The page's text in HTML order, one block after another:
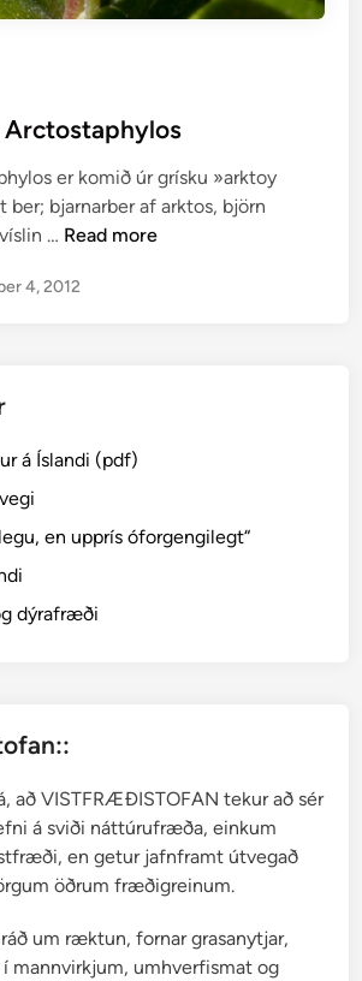
er komið úr grísku »arktoy
bjarnarber af arktos, björn
… S
r
g
r
t
p
y
l
o
s
Read more
4, 2012
á Íslandi (pdf)
en upprís óforgengilegt“
dýrafræði
að VISTFRÆÐISTOFAN tekur að sér
á sviði náttúrufræða, einkum
en getur jafnframt útvegað
öðrum fræðigreinum.
um ræktun, fornar grasanytjar,
í mannvirkjum, umhverfismat og